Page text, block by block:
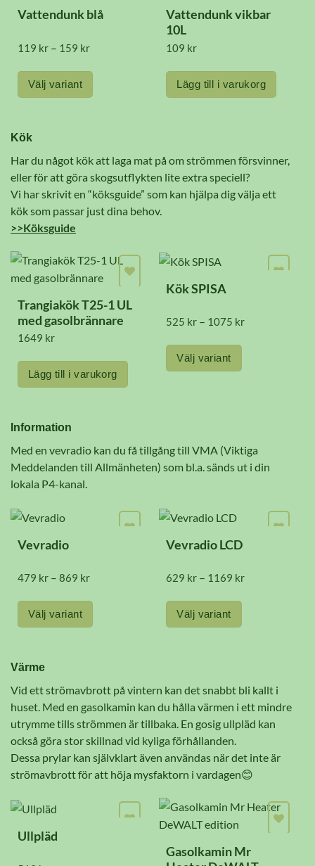
Vattendunk blå
119 kr – 159 krPrisintervall:
till
Välj variant
har
flera
varianter.
alternativen
kan
väljas
på
Vattendunk vikbar
10L
109 kr
Lägg till i varukorg
Kök
Har du något kök att laga mat på om strömmen försvinner,
eller för att göra skogsutflykten lite extra speciell?
Vi har skrivit en “köksguide” som kan hjälpa dig välja ett
kök som passar just dina behov.
>>Köksguide
Trangiakök T25-1 UL
med gasolbrännare
1649 kr
Lägg till i varukorg
Kök SPISA
525 kr – 1075 krPrisintervall:
Välj variant
flera
olika
alternativen
väljas
på
produktsidan
Information
Med en vevradio kan du få tillgång till VMA (Viktiga
Meddelanden till Allmänheten) som bl.a. sänds ut i din
lokala P4-kanal.
Vevradio
479 kr – 869 krPrisintervall:
till
Välj variant
har
flera
varianter.
De
olika
Vevradio LCD
629 kr – 1169 krPrisintervall:
Välj variant
har
flera
varianter.
De
olika
kan
väljas
på
Värme
Vid ett strömavbrott på vintern kan det snabbt bli kallt i
huset. Med en gasolkamin kan du hålla värmen i ett mindre
utrymme tills strömmen är tillbaka. En gosig ullpläd kan
också göra stor skillnad vid kyliga förhållanden.
Dessa prylar kan självklart även användas när det inte är
strömavbrott för att höja mysfaktorn i vardagen😊
Ullpläd
Gasolkamin Mr